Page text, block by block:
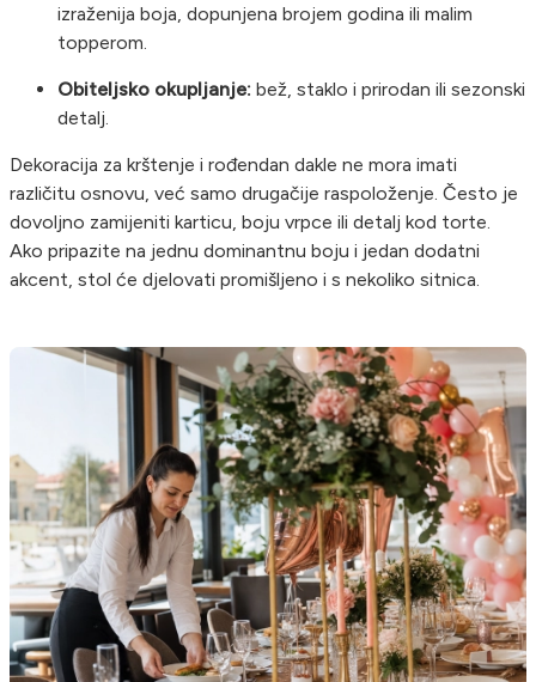
izraženija boja, dopunjena brojem godina ili malim
topperom.
Obiteljsko okupljanje: bež, staklo i prirodan ili sezonski
detalj.
Dekoracija za krštenje i rođendan dakle ne mora imati
različitu osnovu, već samo drugačije raspoloženje. Često je
dovoljno zamijeniti karticu, boju vrpce ili detalj kod torte.
Ako pripazite na jednu dominantnu boju i jedan dodatni
akcent, stol će djelovati promišljeno i s nekoliko sitnica.